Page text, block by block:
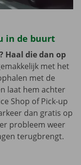
in de buurt
Haal die dan op
met het
met de
laat hem achter
Shop of Pick-up
dan gratis op
probleem weer
terugbrengt.